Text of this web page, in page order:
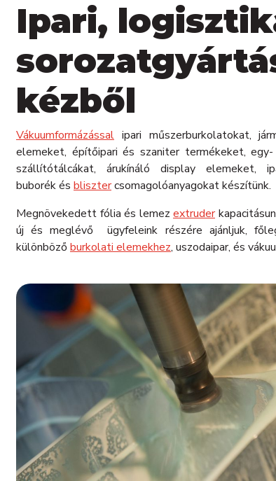
Ipari,
kézből
Vákuumformázással ipari műszerburkolatokat,
elemeket, építőipari és szaniter termékeket,
szállítótálcákat, árukínáló display elemeket,
buborék és blisztercsomagolóanyagokat készítünk.
Megnövekedett fólia és lemez extruder
új és meglévő ügyfeleink részére ajánljuk,
különbözőburkolati elemekhez, uszodaipar, és